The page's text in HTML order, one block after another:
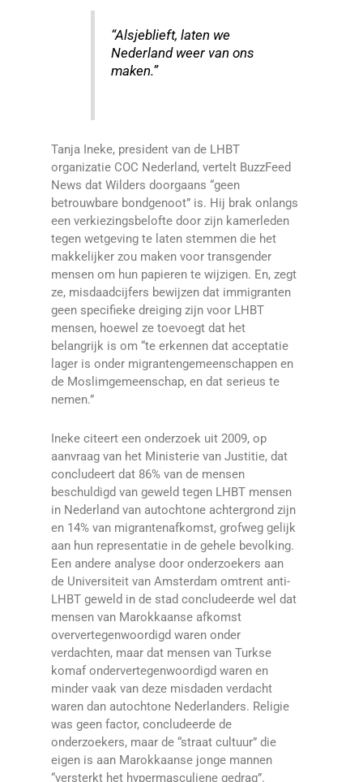
“Alsjeblieft, laten we
Nederland weer van ons
maken.”
Tanja Ineke, president van de LHBT
organizatie COC Nederland, vertelt BuzzFeed
News dat Wilders doorgaans “geen
betrouwbare bondgenoot” is. Hij brak onlangs
een verkiezingsbelofte door zijn kamerleden
tegen wetgeving te laten stemmen die het
makkelijker zou maken voor transgender
mensen om hun papieren te wijzigen. En, zegt
ze, misdaadcijfers bewijzen dat immigranten
geen specifieke dreiging zijn voor LHBT
mensen, hoewel ze toevoegt dat het
belangrijk is om “te erkennen dat acceptatie
lager is onder migrantengemeenschappen en
de Moslimgemeenschap, en dat serieus te
nemen.”
Ineke citeert een onderzoek uit 2009, op
aanvraag van het Ministerie van Justitie, dat
concludeert dat 86% van de mensen
beschuldigd van geweld tegen LHBT mensen
in Nederland van autochtone achtergrond zijn
en 14% van migrantenafkomst, grofweg gelijk
aan hun representatie in de gehele bevolking.
Een andere analyse door onderzoekers aan
de Universiteit van Amsterdam omtrent anti-
LHBT geweld in de stad concludeerde wel dat
mensen van Marokkaanse afkomst
oververtegenwoordigd waren onder
verdachten, maar dat mensen van Turkse
komaf ondervertegenwoordigd waren en
minder vaak van deze misdaden verdacht
waren dan autochtone Nederlanders. Religie
was geen factor, concludeerde de
onderzoekers, maar de “straat cultuur” die
eigen is aan Marokkaanse jonge mannen
“versterkt het hypermasculiene gedrag”.